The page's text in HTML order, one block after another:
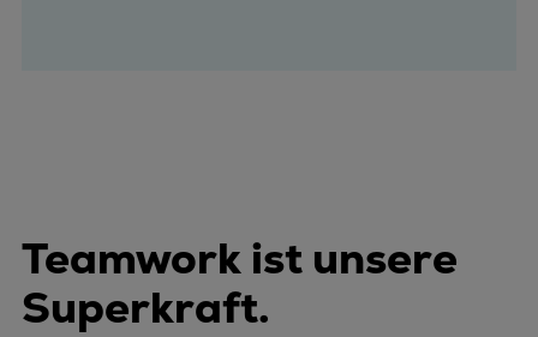
Teamwork ist unsere
Superkraft.